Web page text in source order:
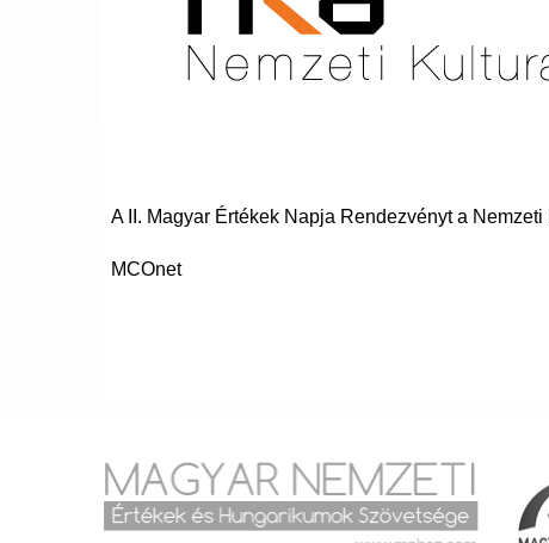
A II. Magyar Értékek Napja Rendezvényt a
MCOnet